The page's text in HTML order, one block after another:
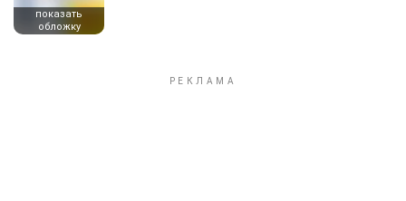
показать
обложку